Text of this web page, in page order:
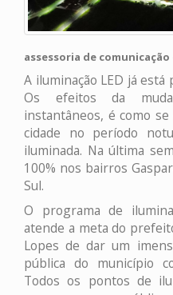
assessoria de comunicação
A iluminação LED já está
Os efeitos da
instantâneos, é como
cidade no período
iluminada. Na última
100% nos bairros
Sul.
O programa de
atende a meta do
Lopes de dar um
pública do município
Todos os pontos de